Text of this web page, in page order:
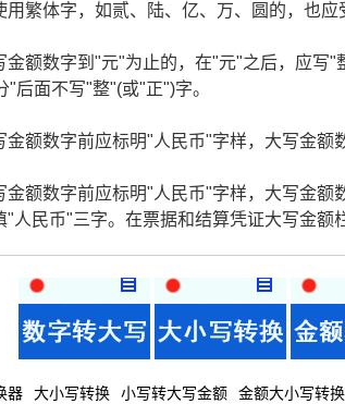
用繁体字，如贰、陆、亿、万、圆的，也应
金额数字到"元"为止的，在"元"之后，应写
"后面不写"整"(或"正")字。
金额数字前应标明"人民币"字样，大写金
金额数字前应标明"人民币"字样，大写金
"人民币"三字。在票据和结算凭证大写金
器 大小写转换 小写转大写金额 金额大小写转换